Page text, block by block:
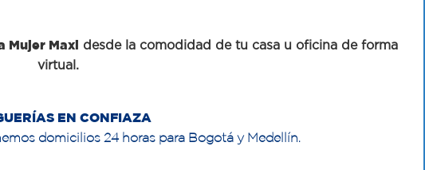
Mujer Maxi desde la comodidad de tu casa u oficina de forma
virtual.
EN CONFIAZA
domicilios 24 horas para Bogotá y Medellín.